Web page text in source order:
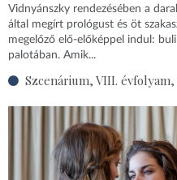
Vidnyánszky rendezésében a
által megírt prológust és öt
megelőző elő-előképpel indul:
palotában. Amik...
Szcenárium, VIII. évfolyam,